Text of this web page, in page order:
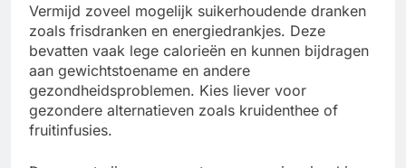
Vermijd zoveel mogelijk suikerhoudende dranken
zoals frisdranken en energiedrankjes. Deze
bevatten vaak lege calorieën en kunnen bijdragen
aan gewichtstoename en andere
gezondheidsproblemen. Kies liever voor
gezondere alternatieven zoals kruidenthee of
fruitinfusies.